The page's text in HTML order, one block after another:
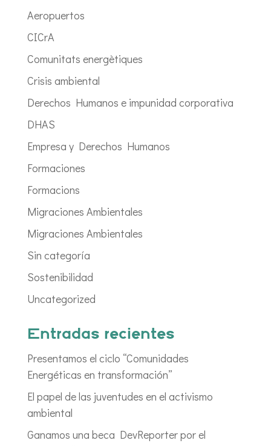
Aeropuertos
CICrA
Comunitats energètiques
Crisis ambiental
Derechos Humanos e impunidad corporativa
DHAS
Empresa y Derechos Humanos
Formaciones
Formacions
Migraciones Ambientales
Migraciones Ambientales
Sin categoría
Sostenibilidad
Uncategorized
Entradas recientes
Presentamos el ciclo “Comunidades
Energéticas en transformación”
El papel de las juventudes en el activismo
ambiental
Ganamos una beca DevReporter por el